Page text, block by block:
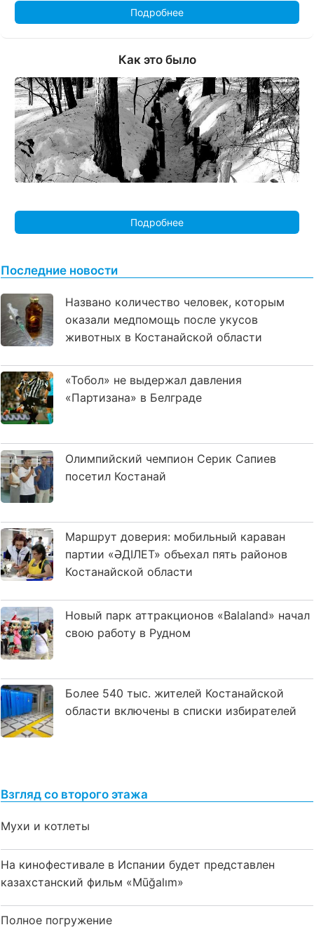
Подробнее
Как это было
Подробнее
Последние новости
Названо количество человек, которым
оказали медпомощь после укусов
животных в Костанайской области
«Тобол» не выдержал давления
«Партизана» в Белграде
Олимпийский чемпион Серик Сапиев
посетил Костанай
Маршрут доверия: мобильный караван
партии «ӘДІЛЕТ» объехал пять районов
Костанайской области
Новый парк аттракционов «Balaland» начал
свою работу в Рудном
Более 540 тыс. жителей Костанайской
области включены в списки избирателей
Взгляд со второго этажа
Мухи и котлеты
На кинофестивале в Испании будет представлен
казахстанский фильм «Mūğalım»
Полное погружение